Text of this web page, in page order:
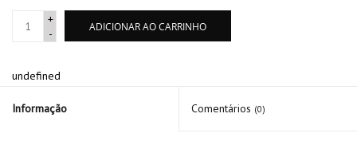
+
-
ADICIONAR AO CARRINHO
undefined
Informação Comentários (0)